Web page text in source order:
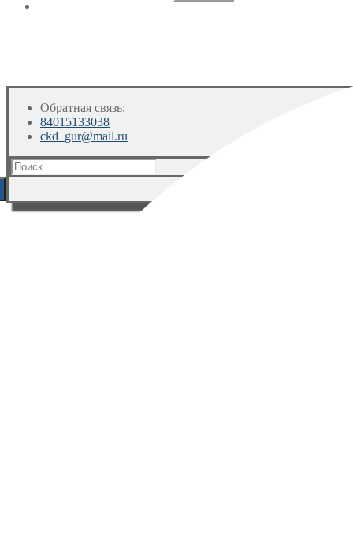
Обратная связь:
84015133038
ckd_gur@mail.ru
Искать: